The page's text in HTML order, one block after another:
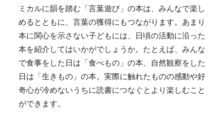
ミカルに韻を踏む「言葉遊び」の本は、みんなで楽し
めるとともに、言葉の獲得にもつながります。あまり
本に関心を示さない子どもには、日頃の活動に沿った
本を紹介してはいかがでしょうか。たとえば、みんな
で食事をした日は「食べもの」の本、自然観察をした
日は「生きもの」の本。実際に触れたものの感動や好
奇心が冷めないうちに読書につなぐとより楽しむこと
ができます。